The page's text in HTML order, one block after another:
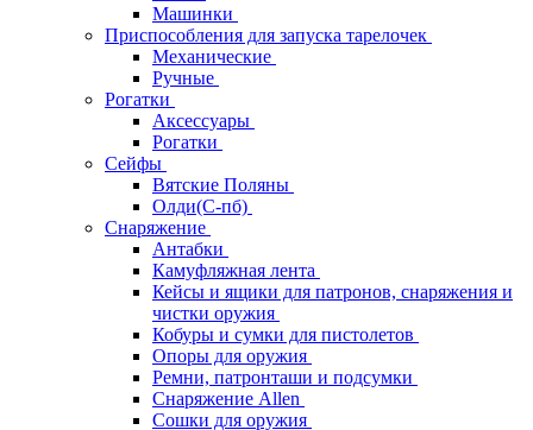
Машинки
Приспособления для запуска тарелочек
Механические
Ручные
Рогатки
Аксессуары
Рогатки
Сейфы
Вятские Поляны
Олди(С-пб)
Снаряжение
Антабки
Камуфляжная лента
Кейсы и ящики для патронов, снаряжения и
чистки оружия
Кобуры и сумки для пистолетов
Опоры для оружия
Ремни, патронташи и подсумки
Снаряжение Allen
Сошки для оружия